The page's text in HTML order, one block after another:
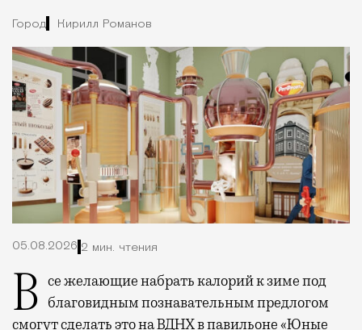
Город Кирилл Романов
05.08.2026 2 мин. чтения
Все желающие набрать калорий к зиме под благовидным познавательным предлогом
смогут сделать это на ВДНХ в павильоне «Юные